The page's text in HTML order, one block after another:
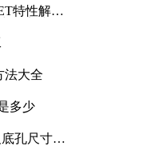
特性解析
法大全
多少
孔尺寸详